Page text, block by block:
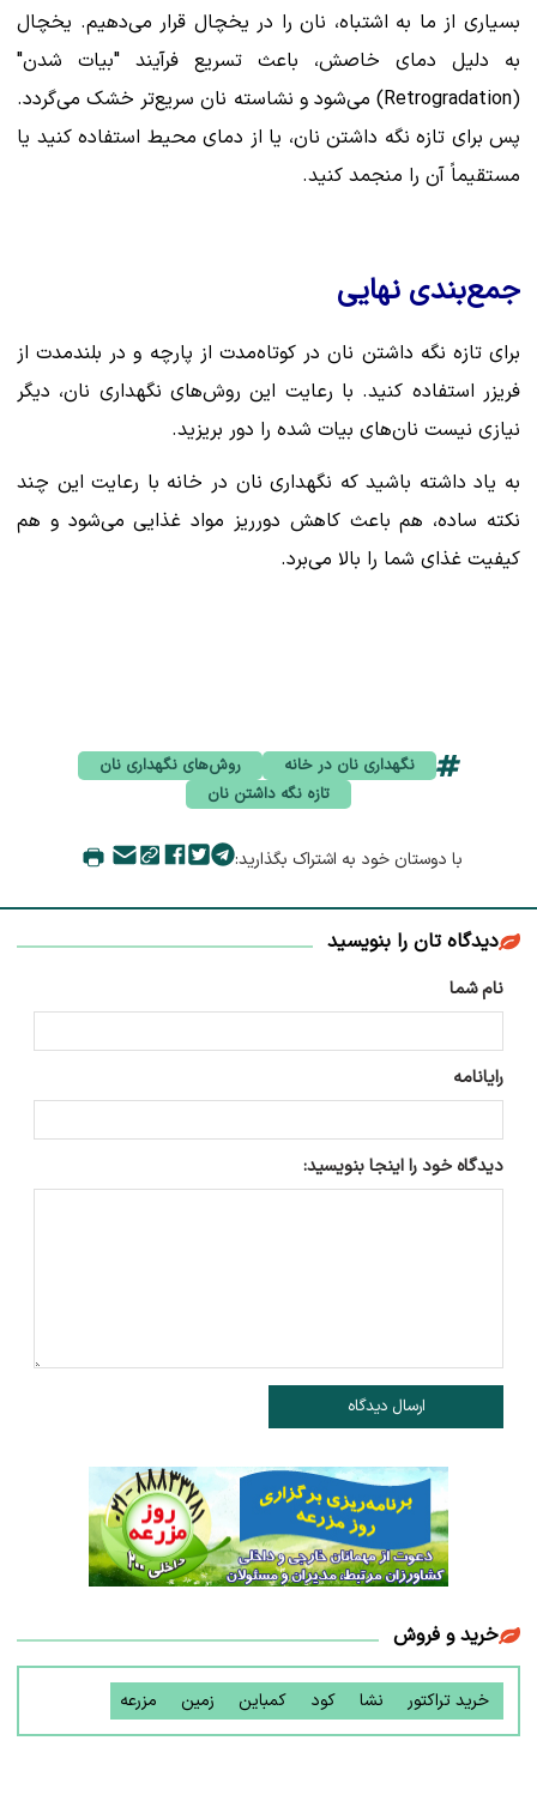
بسیاری از ما به اشتباه، نان را در یخچال قرار می‌دهیم. یخچال
به دلیل دمای خاصش، باعث تسریع فرآیند "بیات شدن"
(Retrogradation) می‌شود و نشاسته نان سریع‌تر خشک می‌گردد.
پس برای تازه نگه داشتن نان، یا از دمای محیط استفاده کنید یا
مستقیماً آن را منجمد کنید.
جمع‌بندی نهایی
برای تازه نگه داشتن نان در کوتاه‌مدت از پارچه و در بلندمدت از
فریزر استفاده کنید. با رعایت این روش‌های نگهداری نان، دیگر
نیازی نیست نان‌های بیات شده را دور بریزید.
به یاد داشته باشید که نگهداری نان در خانه با رعایت این چند
نکته ساده، هم باعث کاهش دورریز مواد غذایی می‌شود و هم
کیفیت غذای شما را بالا می‌برد.
نگهداری نان در خانه
روش‌های نگهداری نان
تازه نگه داشتن نان
با دوستان خود به اشتراک بگذارید:
دیدگاه تان را بنویسید
نام شما
رایانامه
دیدگاه خود را اینجا بنویسید:
ارسال دیدگاه
خرید و فروش
خرید تراکتور نشا کود کمباین زمین مزرعه